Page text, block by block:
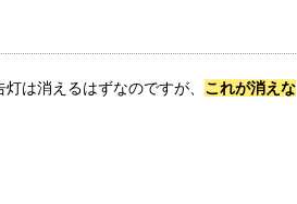
は消えるはずなのですが、 これが消えな